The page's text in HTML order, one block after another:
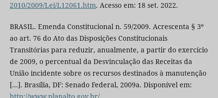
2010/2009/Lei/L12061.htm. Acesso em: 18 set. 2022.
BRASIL. Emenda Constitucional n. 59/2009. Acrescenta § 3º
ao art. 76 do Ato das Disposições Constitucionais
Transitórias para reduzir, anualmente, a partir do exercício
de 2009, o percentual da Desvinculação das Receitas da
União incidente sobre os recursos destinados à manutenção
[...]. Brasília, DF: Senado Federal, 2009a. Disponível em: